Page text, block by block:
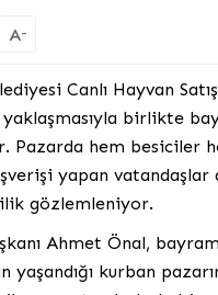
A-
Canlı Hayvan
yaklaşmasıyla birlikte
Pazarda hem besiciler
yapan vatandaşlar
gözlemleniyor.
Ahmet Önal,
yaşandığı kurban